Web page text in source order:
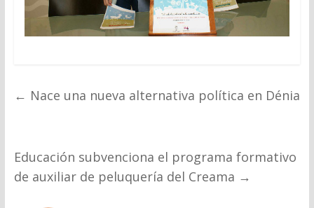
← Nace una nueva alternativa política en Dénia
Educación subvenciona el programa formativo
de auxiliar de peluquería del Creama →